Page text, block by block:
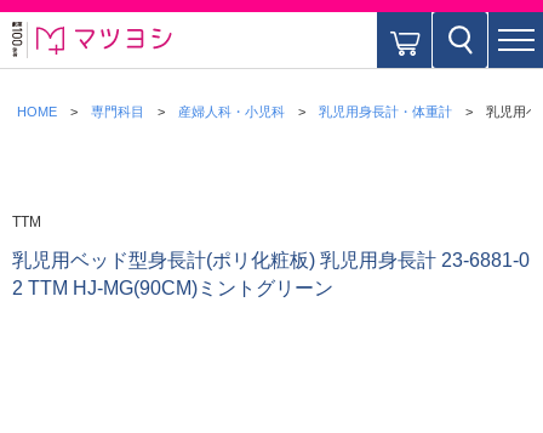
HOME 専門科目 産婦人科・小児科 乳児用身長計・体重計 乳児用ベ
TTM
乳児用ベッド型身長計(ポリ化粧板) 乳児用身長計 23-6881-0
2 TTM HJ-MG(90CM)ミントグリーン